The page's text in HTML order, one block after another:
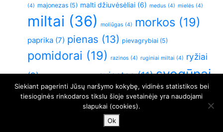
(4) majonezas (5) malti džiuvėsėliai (6) medus (4) mielės (4)
miltai (36) moliūgas (4) morkos (19)
paprika (7) pienas (13) pievagrybiai (5)
pomidorai (19) razinos (4) ruginiai miltai (4) ryžiai
(9)
sviestas(11) svogūnai
(26) Varškė(21) virtos bulvės (5) vištiena(6)
vištienos krūtinėlė(11) česnakai
Siekiant pagerinti Jūsų naršymo kokybę, vidinės statistikos bei
tiesioginės rinkodaros tikslu šioje svetainėje yra naudojami
slapukai (cookies).
Ok